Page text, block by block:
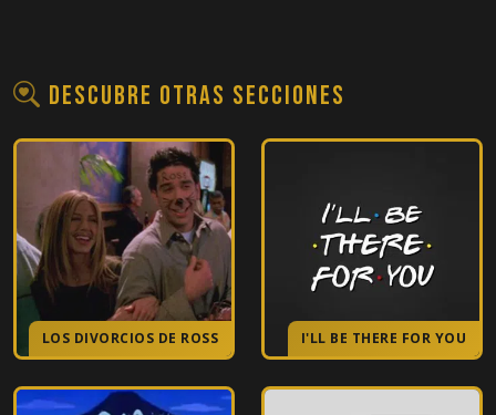
En el que todos lo descubren
15 El de la chica que pega a Joey
16 El del policía
17 El del beso inadvertido de Rachel
18 En el que Rachel fuma
Descubre otras secciones
LOS DIVORCIOS DE ROSS I'LL BE THERE FOR YOU